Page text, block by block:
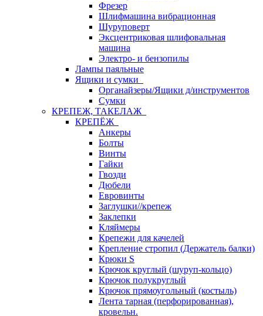
Фрезер
Шлифмашина вибрационная
Шуруповерт
Эксцентриковая шлифовальная
машина
Электро- и бензопилы
Лампы паяльные
Ящики и сумки
Органайзеры/Ящики д/инструментов
Сумки
КРЕПЕЖ, ТАКЕЛАЖ
КРЕПЁЖ
Анкеры
Болты
Винты
Гайки
Гвозди
Дюбели
Евровинты
Заглушки//крепеж
Заклепки
Кляймеры
Крепежи для качелей
Крепление стропил (Держатель балки)
Крюки S
Крючок круглый (шуруп-кольцо)
Крючок полукруглый
Крючок прямоугольный (костыль)
Лента тарная (перфорированная),
кровельн.